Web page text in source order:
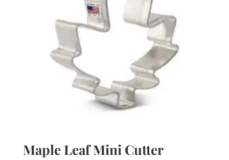
Maple Leaf Mini Cutter